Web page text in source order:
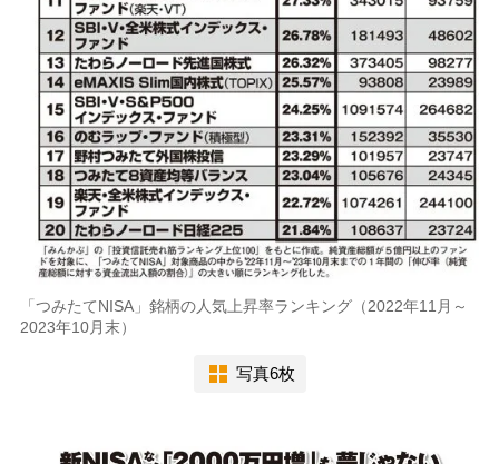
「つみたてNISA」銘柄の人気上昇率ランキング（2022年11月～
2023年10月末）
写真6枚